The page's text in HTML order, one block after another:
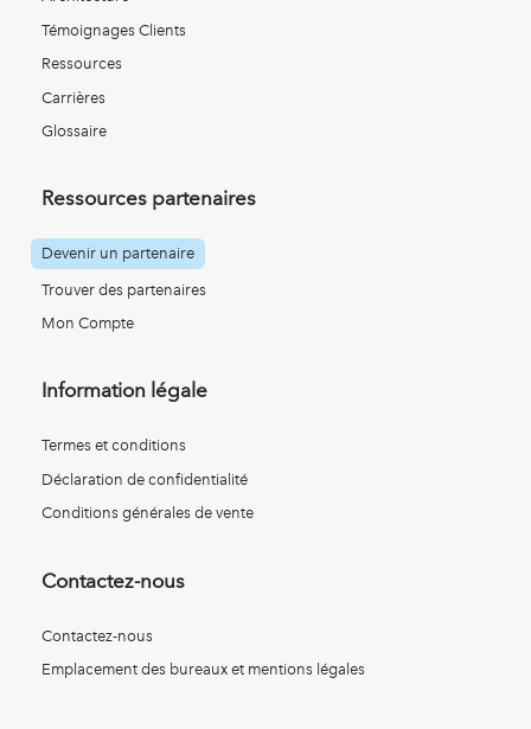
Témoignages Clients
Ressources
Carrières
Glossaire
Ressources partenaires
Devenir un partenaire
Trouver des partenaires
Mon Compte
Information légale
Termes et conditions
Déclaration de confidentialité
Conditions générales de vente
Contactez-nous
Contactez-nous
Emplacement des bureaux et mentions légales